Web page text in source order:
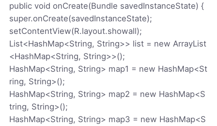
public void onCreate(Bundle savedInstanceState) {
super.onCreate(savedInstanceState);
setContentView(R.layout.showall);
List<HashMap<String, String>> list = new ArrayList
<HashMap<String, String>>();
HashMap<String, String> map1 = new HashMap<St
ring, String>();
HashMap<String, String> map2 = new HashMap<S
tring, String>();
HashMap<String, String> map3 = new HashMap<S